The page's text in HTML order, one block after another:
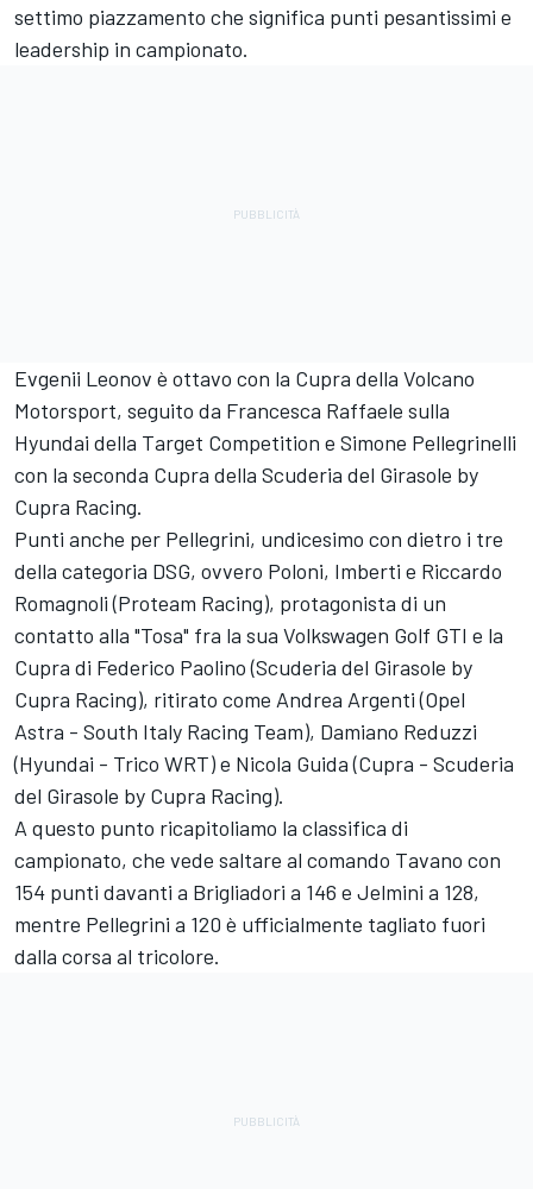
settimo piazzamento che significa punti pesantissimi e
leadership in campionato.
Evgenii Leonov è ottavo con la Cupra della Volcano
Motorsport, seguito da Francesca Raffaele sulla
Hyundai della Target Competition e Simone Pellegrinelli
con la seconda Cupra della Scuderia del Girasole by
Cupra Racing.
Punti anche per Pellegrini, undicesimo con dietro i tre
della categoria DSG, ovvero Poloni, Imberti e Riccardo
Romagnoli (Proteam Racing), protagonista di un
contatto alla "Tosa" fra la sua Volkswagen Golf GTI e la
Cupra di Federico Paolino (Scuderia del Girasole by
Cupra Racing), ritirato come Andrea Argenti (Opel
Astra - South Italy Racing Team), Damiano Reduzzi
(Hyundai - Trico WRT) e Nicola Guida (Cupra - Scuderia
del Girasole by Cupra Racing).
A questo punto ricapitoliamo la classifica di
campionato, che vede saltare al comando Tavano con
154 punti davanti a Brigliadori a 146 e Jelmini a 128,
mentre Pellegrini a 120 è ufficialmente tagliato fuori
dalla corsa al tricolore.